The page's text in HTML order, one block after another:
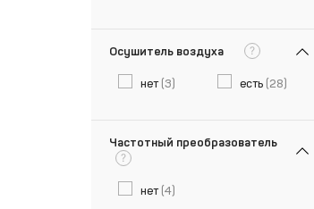
Осушитель воздуха ?
нет (3) есть (28)
Частотный преобразователь
?
нет (4)